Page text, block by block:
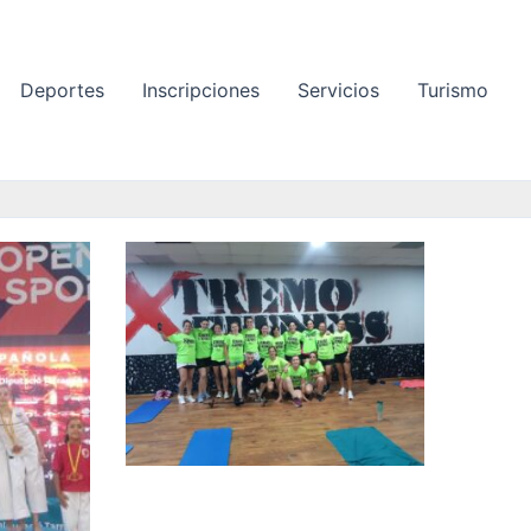
Deportes Inscripciones Servicios Turismo
P
á
g
i
n
a